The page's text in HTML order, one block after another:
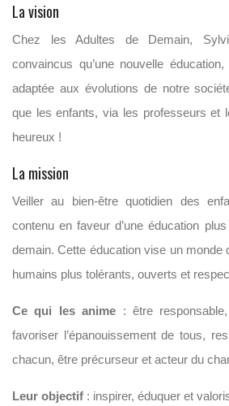
La vision
Chez les Adultes de Demain,
convaincus qu’une nouvelle
adaptée aux évolutions de notre
que les enfants, via les professeurs et
heureux !
La mission
Veiller au bien-être quotidien des
contenu en faveur d’une éducation
demain. Cette éducation vise un monde
humains plus tolérants, ouverts et
Ce qui les anime : être
favoriser l’épanouissement de tous,
chacun, être précurseur et acteur du
Leur objectif : inspirer, éduquer et